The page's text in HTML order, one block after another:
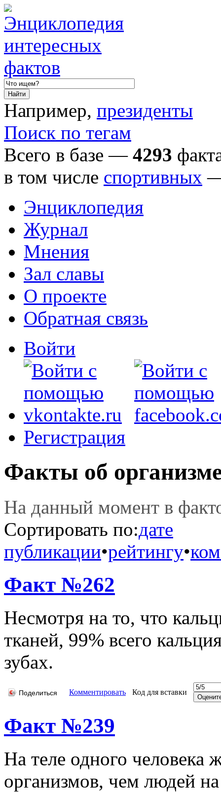
Например, президенты
Поиск по тегам
Всего в базе — 4293
в том числе спортивных
Энциклопедия
Журнал
Мнения
Зал славы
О проекте
Обратная связь
Войти
Регистрация
Факты об
На данный момент в
Сортировать по:дате
публикации•рейтингу•
Факт №262
Несмотря на то, что
тканей, 99% всего
зубах.
Поделиться Комментировать Код для вставки
Факт №239
На теле одного
организмов, чем людей